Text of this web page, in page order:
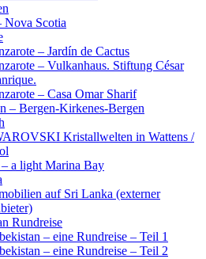
Nova Scotia
– Jardín de Cactus
– Vulkanhaus. Stiftung César
– Casa Omar Sharif
– Bergen-Kirkenes-Bergen
Kristallwelten in Wattens /
– a light Marina Bay
auf Sri Lanka (externer
Rundreise
– eine Rundreise – Teil 1
– eine Rundreise – Teil 2